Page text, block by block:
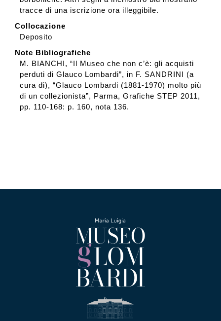
tracce di una iscrizione ora illeggibile.
Collocazione
Deposito
Note Bibliografiche
M. BIANCHI, “Il Museo che non c’è: gli acquisti
perduti di Glauco Lombardi”, in F. SANDRINI (a
cura di), “Glauco Lombardi (1881-1970) molto più
di un collezionista”, Parma, Grafiche STEP 2011,
pp. 110-168: p. 160, nota 136.